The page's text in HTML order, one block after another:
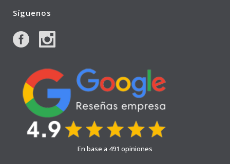
Síguenos
En base a 491 opiniones